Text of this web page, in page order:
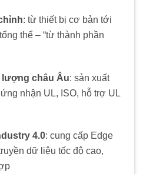
: từ thiết bị cơ bản tới
thể – “từ thành phần
lượng châu Âu: sản xuất
nhận UL, ISO, hỗ trợ UL
4.0: cung cấp Edge
dữ liệu tốc độ cao,